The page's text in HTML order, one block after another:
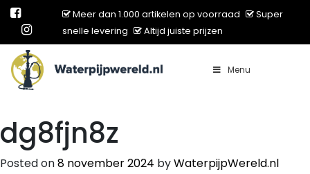
Meer dan 1.000 artikelen op voorraad
Super
snelle levering
Altijd juiste prijzen
Main Navigation Menu
dg8fjn8z
Posted on8 november 2024 byWaterpijpWereld.nl